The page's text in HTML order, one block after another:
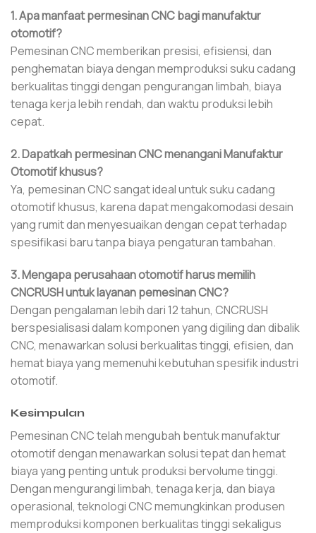
1. Apa manfaat permesinan CNC bagi manufaktur
otomotif?
Pemesinan CNC memberikan presisi, efisiensi, dan
penghematan biaya dengan memproduksi suku cadang
berkualitas tinggi dengan pengurangan limbah, biaya
tenaga kerja lebih rendah, dan waktu produksi lebih
cepat.
2. Dapatkah permesinan CNC menangani Manufaktur
Otomotif khusus?
Ya, pemesinan CNC sangat ideal untuk suku cadang
otomotif khusus, karena dapat mengakomodasi desain
yang rumit dan menyesuaikan dengan cepat terhadap
spesifikasi baru tanpa biaya pengaturan tambahan.
3. Mengapa perusahaan otomotif harus memilih
CNCRUSH untuk layanan pemesinan CNC?
Dengan pengalaman lebih dari 12 tahun, CNCRUSH
berspesialisasi dalam komponen yang digiling dan dibalik
CNC, menawarkan solusi berkualitas tinggi, efisien, dan
hemat biaya yang memenuhi kebutuhan spesifik industri
otomotif.
Kesimpulan
Pemesinan CNC telah mengubah bentuk manufaktur
otomotif dengan menawarkan solusi tepat dan hemat
biaya yang penting untuk produksi bervolume tinggi.
Dengan mengurangi limbah, tenaga kerja, dan biaya
operasional, teknologi CNC memungkinkan produsen
memproduksi komponen berkualitas tinggi sekaligus